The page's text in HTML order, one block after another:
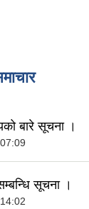
बारे सूचना ।
सूचना ।